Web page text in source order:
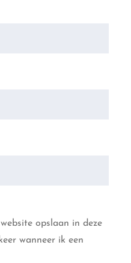
opslaan in deze
wanneer ik een